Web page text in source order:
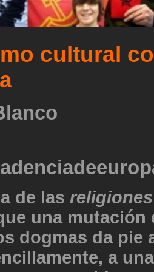
cultural
de las religiones
una mutación
dogmas da pie
a